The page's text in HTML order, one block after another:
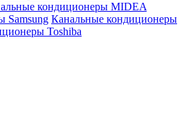
кондиционеры MIDEA
Samsung Канальные кондиционеры
Toshiba